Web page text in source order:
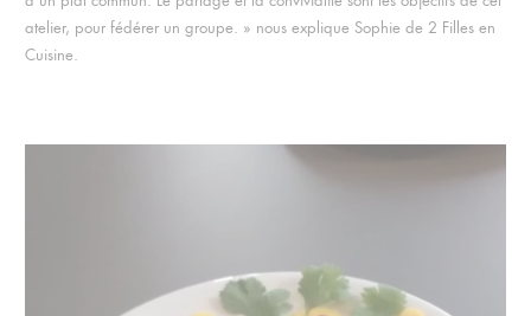
atelier, pour fédérer un groupe. » nous explique Sophie de 2 Filles en
Cuisine.